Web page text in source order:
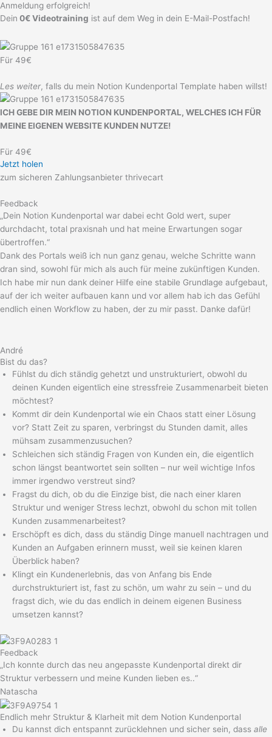
Zum
Inhalt
Anmeldung erfolgreich!
Dein 0€ Videotraining ist auf dem Weg in dein E-Mail-Postfach!
Für 49€
Les weiter, falls du mein Notion Kundenportal Template haben willst!
ICH GEBE DIR MEIN NOTION KUNDENPORTAL, WELCHES ICH FÜR
MEINE EIGENEN WEBSITE KUNDEN NUTZE!
Für 49€
Jetzt holen
zum sicheren Zahlungsanbieter thrivecart
Feedback
„Dein Notion Kundenportal war dabei echt Gold wert, super
durchdacht, total praxisnah und hat meine Erwartungen sogar
übertroffen.“
Dank des Portals weiß ich nun ganz genau, welche Schritte wann
dran sind, sowohl für mich als auch für meine zukünftigen Kunden.
Ich habe mir nun dank deiner Hilfe eine stabile Grundlage aufgebaut,
auf der ich weiter aufbauen kann und vor allem hab ich das Gefühl
endlich einen Workflow zu haben, der zu mir passt. Danke dafür!
André
Bist du das?
Fühlst du dich ständig gehetzt und unstrukturiert, obwohl du
deinen Kunden eigentlich eine stressfreie Zusammenarbeit bieten
möchtest?
Kommt dir dein Kundenportal wie ein Chaos statt einer Lösung
vor? Statt Zeit zu sparen, verbringst du Stunden damit, alles
mühsam zusammenzusuchen?
Schleichen sich ständig Fragen von Kunden ein, die eigentlich
schon längst beantwortet sein sollten – nur weil wichtige Infos
immer irgendwo verstreut sind?
Fragst du dich, ob du die Einzige bist, die nach einer klaren
Struktur und weniger Stress lechzt, obwohl du schon mit tollen
Kunden zusammenarbeitest?
Erschöpft es dich, dass du ständig Dinge manuell nachtragen und
Kunden an Aufgaben erinnern musst, weil sie keinen klaren
Überblick haben?
Klingt ein Kundenerlebnis, das von Anfang bis Ende
durchstrukturiert ist, fast zu schön, um wahr zu sein – und du
fragst dich, wie du das endlich in deinem eigenen Business
umsetzen kannst?
Feedback
„Ich konnte durch das neu angepasste Kundenportal direkt dir
Struktur verbessern und meine Kunden lieben es..“
Natascha
Endlich mehr Struktur & Klarheit mit dem Notion Kundenportal
Du kannst dich entspannt zurücklehnen und sicher sein, dass alle